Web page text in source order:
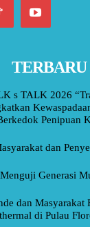
TERBARU
s TALK 2026
Penipuan
dan
Generasi
dan Masyarakat
di Pulau